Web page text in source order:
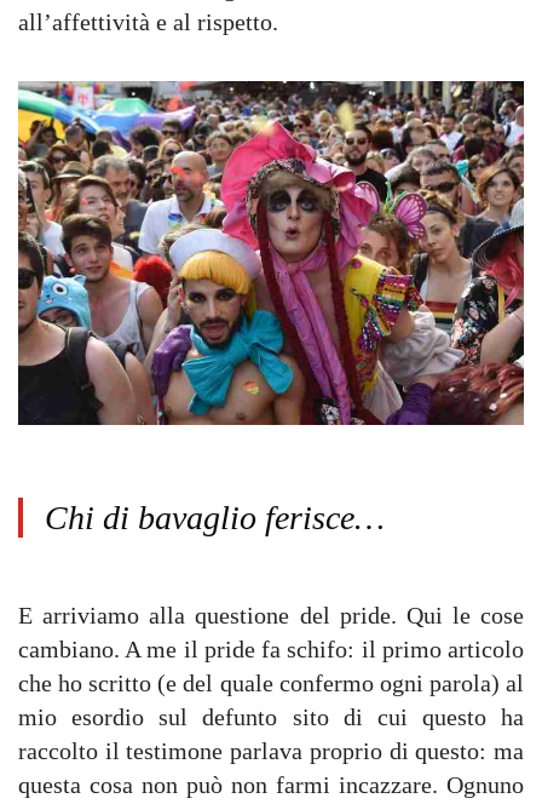
all’affettività e al rispetto.
Chi di bavaglio ferisce…
E arriviamo alla questione del pride. Qui le cose
cambiano. A me il pride fa schifo: il primo articolo
che ho scritto (e del quale confermo ogni parola) al
mio esordio sul defunto sito di cui questo ha
raccolto il testimone parlava proprio di questo: ma
questa cosa non può non farmi incazzare. Ognuno